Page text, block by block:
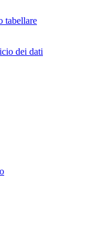
tabellare
dei dati